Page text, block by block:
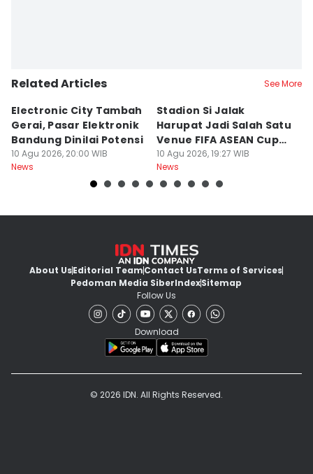
Related Articles See More
Electronic City Tambah
Gerai, Pasar Elektronik
Bandung Dinilai Potensi
10 Agu 2026, 20:00 WIB
News
Stadion Si Jalak
Harupat Jadi Salah Satu
Venue FIFA ASEAN Cup
2026
10 Agu 2026, 19:27 WIB
News
About UsEditorial TeamContact UsTerms of Services
Pedoman Media SiberIndexSitemap
Follow Us
Download
© 2026 IDN. All Rights Reserved.